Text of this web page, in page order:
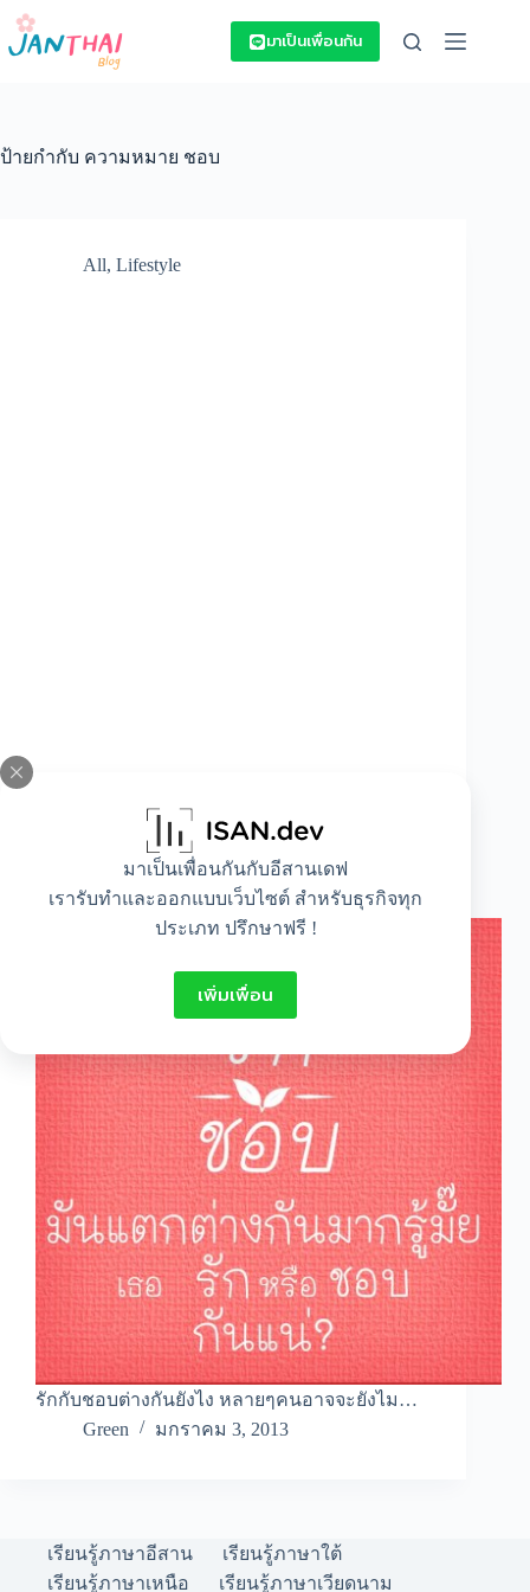
Skip
content
มาเป็นเพื่อนกันกับอีสานเดฟ
เรารับทำและออกแบบเว็บไซต์ สำหรับธุรกิจทุก
ประเภท ปรึกษาฟรี !
เพิ่มเพื่อน
มาเป็นเพื่อนกัน
ป้ายกำกับ ความหมาย ชอบ
All, Lifestyle
รักกับชอบต่างกันยังไง
รักกับชอบต่างกันยังไง หลายๆคนอาจจะยังไม…
Green
มกราคม 3, 2013
เรียนรู้ภาษาอีสาน
เรียนรู้ภาษาใต้
เรียนรู้ภาษาเหนือ
เรียนรู้ภาษาเวียดนาม